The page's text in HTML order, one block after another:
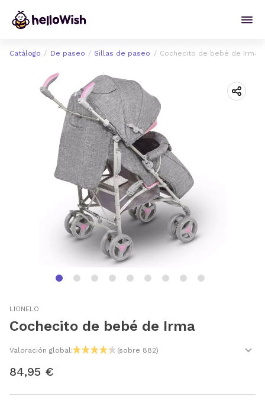
Catálogo De paseo Sillas de paseo Cochecito de bebé de Irma
LIONELO
Cochecito de bebé de Irma
Valoración global: (sobre 882)
84,95 €